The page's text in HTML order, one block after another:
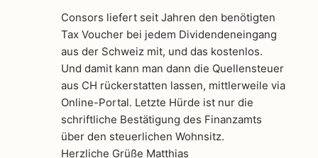
Consors liefert seit Jahren den benötigten
Tax Voucher bei jedem Dividendeneingang
aus der Schweiz mit, und das kostenlos.
Und damit kann man dann die Quellensteuer
aus CH rückerstatten lassen, mittlerweile via
Online-Portal. Letzte Hürde ist nur die
schriftliche Bestätigung des Finanzamts
über den steuerlichen Wohnsitz.
Herzliche Grüße Matthias